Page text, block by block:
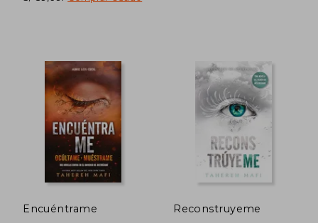
Encuéntrame Reconstruyeme